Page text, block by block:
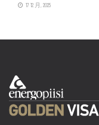
17 12 月, 2025